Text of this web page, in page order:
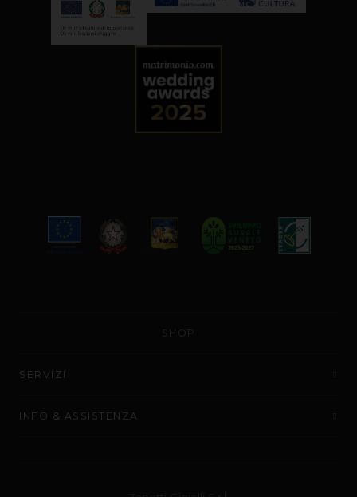
SHOP
SERVIZI
INFO & ASSISTENZA